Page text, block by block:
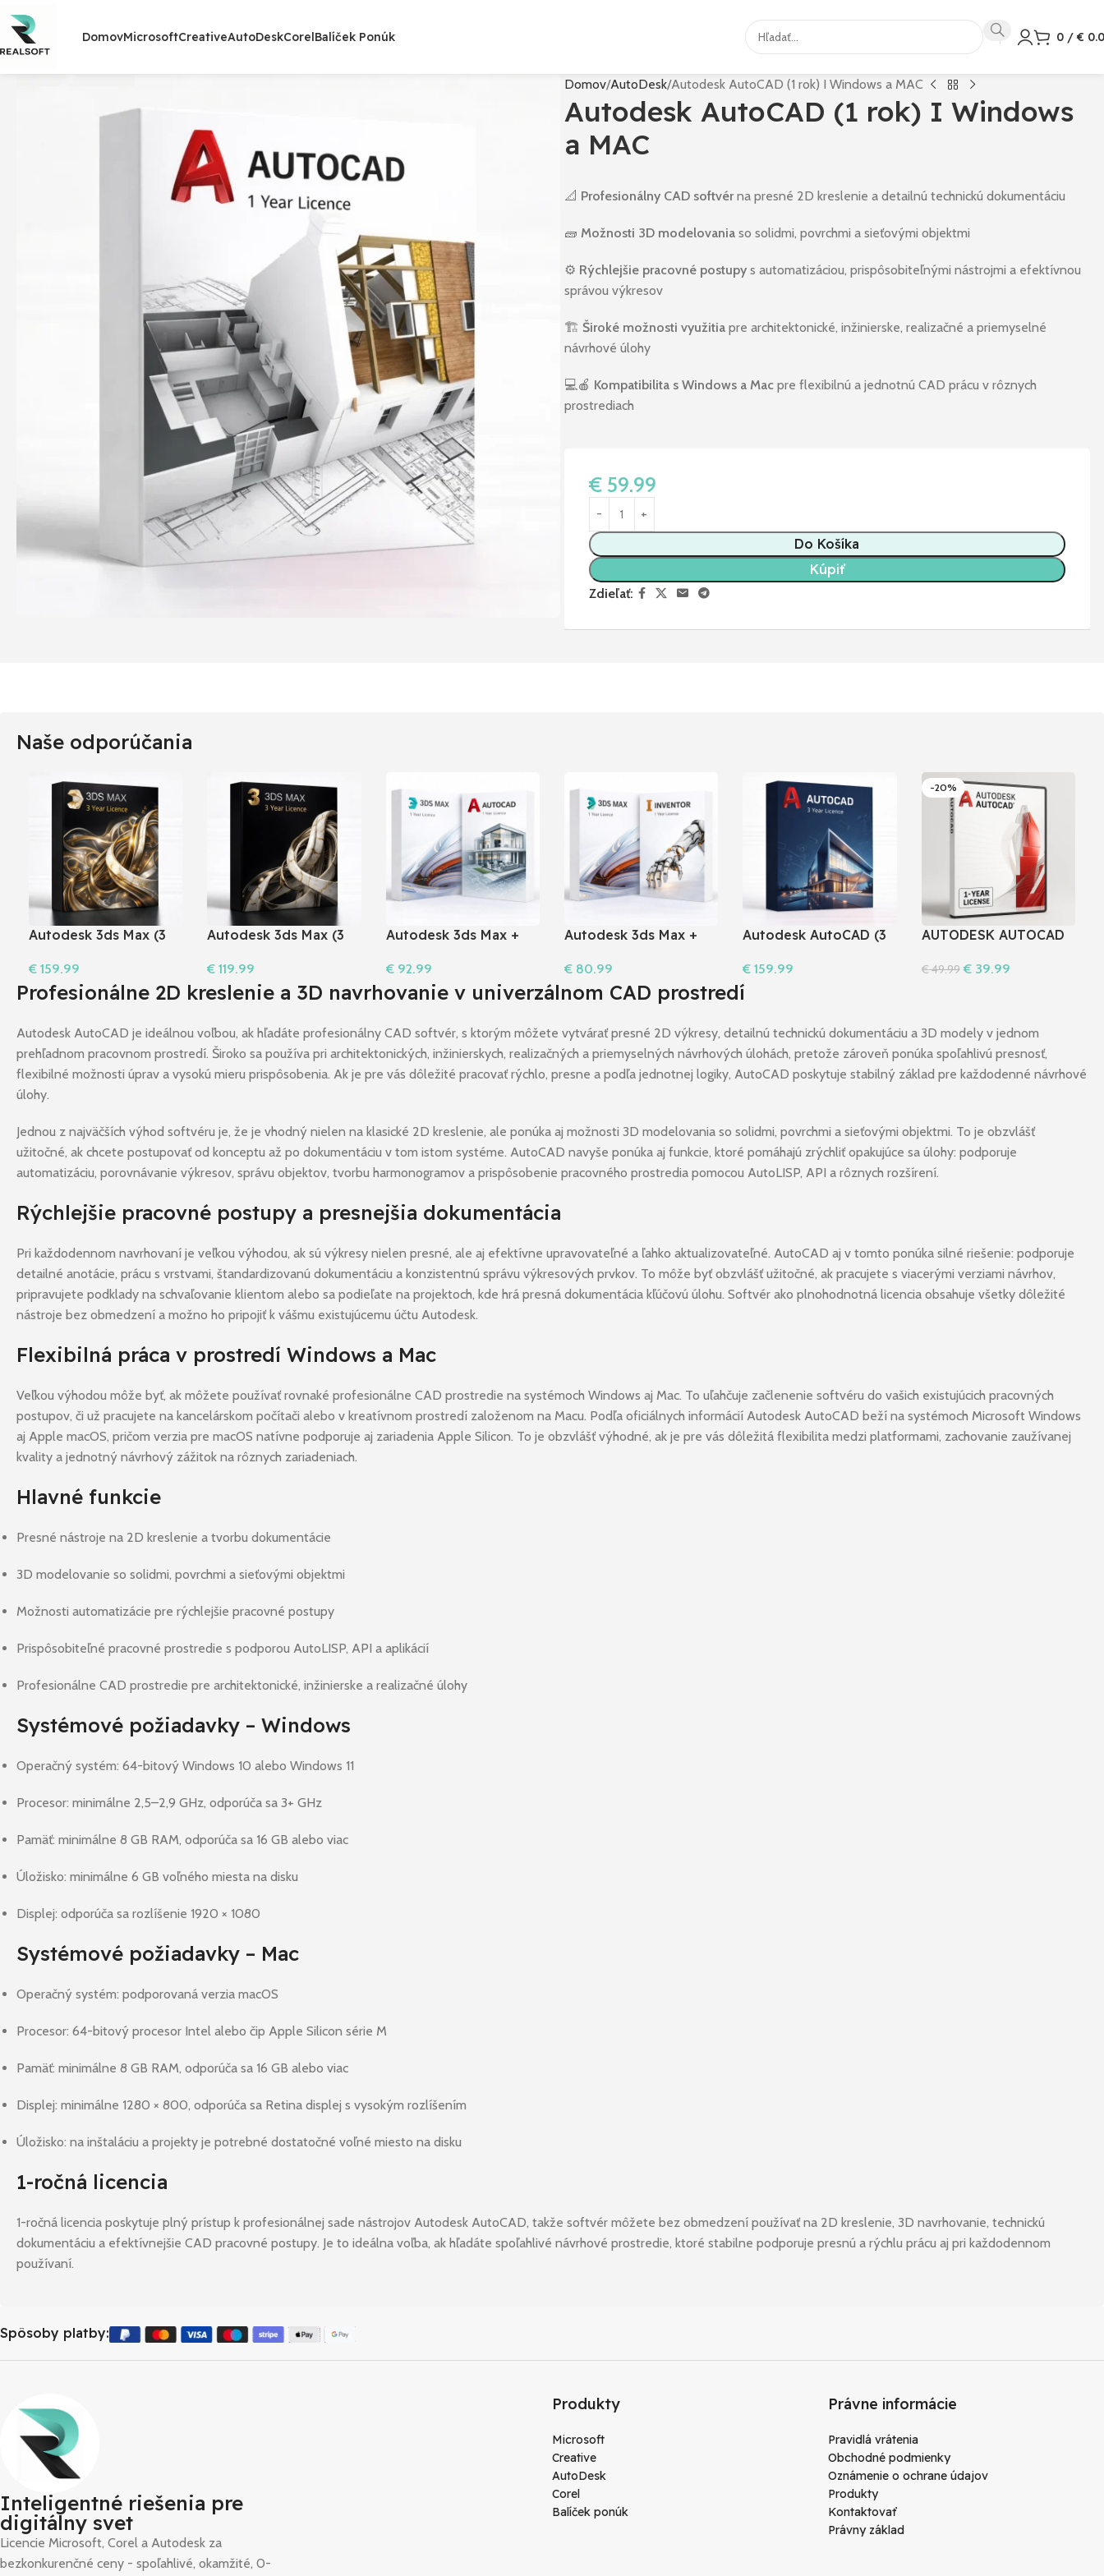
DomovMicrosoftCreativeAutoDeskCorelBalíček Ponúk 0 / €
Domov AutoDesk Autodesk AutoCAD (1 rok) I Windows a MAC
Autodesk AutoCAD (1 rok) I Windows
a MAC
📐 Profesionálny CAD softvérna presné 2D kreslenie a detailnú technickú dokumentáciu
🧱 Možnosti 3D modelovaniaso solidmi, povrchmi a sieťovými objektmi
⚙️ Rýchlejšie pracovné postupys automatizáciou, prispôsobiteľnými nástrojmi a efektívnou
správou výkresov
🏗️ Široké možnosti využitiapre architektonické, inžinierske, realizačné a priemyselné
návrhové úlohy
💻🍎 Kompatibilita s Windows a Macpre flexibilnú a jednotnú CAD prácu v rôznych
prostrediach
€59.99
Do Košíka
Kúpiť
Zdieľať:
Naše odporúčania
Autodesk 3ds Max (3
€ 159.99
Do Košíka
Autodesk 3ds Max (3
€ 119.99
Do Košíka
Autodesk 3ds Max +
Windows
€92.99
Do Košíka
Autodesk 3ds Max +
Windows
€80.99
Do Košíka
Autodesk AutoCAD (3
MAC
€ 159.99
Do Košíka
-20%
AUTODESK AUTOCAD
€49.99 €39.99
Profesionálne 2D kreslenie a 3D navrhovanie v univerzálnom CAD prostredí
Autodesk AutoCAD je ideálnou voľbou, ak hľadáte profesionálny CAD softvér, s ktorým môžete vytvárať presné 2D výkresy, detailnú technickú dokumentáciu a 3D modely v jednom
prehľadnom pracovnom prostredí. Široko sa používa pri architektonických, inžinierskych, realizačných a priemyselných návrhových úlohách, pretože zároveň ponúka spoľahlivú presnosť,
flexibilné možnosti úprav a vysokú mieru prispôsobenia. Ak je pre vás dôležité pracovať rýchlo, presne a podľa jednotnej logiky, AutoCAD poskytuje stabilný základ pre každodenné návrhové
úlohy.
Jednou z najväčších výhod softvéru je, že je vhodný nielen na klasické 2D kreslenie, ale ponúka aj možnosti 3D modelovania so solidmi, povrchmi a sieťovými objektmi. To je obzvlášť
užitočné, ak chcete postupovať od konceptu až po dokumentáciu v tom istom systéme. AutoCAD navyše ponúka aj funkcie, ktoré pomáhajú zrýchliť opakujúce sa úlohy: podporuje
automatizáciu, porovnávanie výkresov, správu objektov, tvorbu harmonogramov a prispôsobenie pracovného prostredia pomocou AutoLISP, API a rôznych rozšírení.
Rýchlejšie pracovné postupy a presnejšia dokumentácia
Pri každodennom navrhovaní je veľkou výhodou, ak sú výkresy nielen presné, ale aj efektívne upravovateľné a ľahko aktualizovateľné. AutoCAD aj v tomto ponúka silné riešenie: podporuje
detailné anotácie, prácu s vrstvami, štandardizovanú dokumentáciu a konzistentnú správu výkresových prvkov. To môže byť obzvlášť užitočné, ak pracujete s viacerými verziami návrhov,
pripravujete podklady na schvaľovanie klientom alebo sa podieľate na projektoch, kde hrá presná dokumentácia kľúčovú úlohu. Softvér ako plnohodnotná licencia obsahuje všetky dôležité
nástroje bez obmedzení a možno ho pripojiť k vášmu existujúcemu účtu Autodesk.
Flexibilná práca v prostredí Windows a Mac
Veľkou výhodou môže byť, ak môžete používať rovnaké profesionálne CAD prostredie na systémoch Windows aj Mac. To uľahčuje začlenenie softvéru do vašich existujúcich pracovných
postupov, či už pracujete na kancelárskom počítači alebo v kreatívnom prostredí založenom na Macu. Podľa oficiálnych informácií Autodesk AutoCAD beží na systémoch Microsoft Windows
aj Apple macOS, pričom verzia pre macOS natívne podporuje aj zariadenia Apple Silicon. To je obzvlášť výhodné, ak je pre vás dôležitá flexibilita medzi platformami, zachovanie zaužívanej
kvality a jednotný návrhový zážitok na rôznych zariadeniach.
Hlavné funkcie
Presné nástroje na 2D kreslenie a tvorbu dokumentácie
3D modelovanie so solidmi, povrchmi a sieťovými objektmi
Možnosti automatizácie pre rýchlejšie pracovné postupy
Prispôsobiteľné pracovné prostredie s podporou AutoLISP, API a aplikácií
Profesionálne CAD prostredie pre architektonické, inžinierske a realizačné úlohy
Systémové požiadavky – Windows
Operačný systém: 64-bitový Windows 10 alebo Windows 11
Procesor: minimálne 2,5–2,9 GHz, odporúča sa 3+ GHz
Pamäť: minimálne 8 GB RAM, odporúča sa 16 GB alebo viac
Úložisko: minimálne 6 GB voľného miesta na disku
Displej: odporúča sa rozlíšenie 1920 × 1080
Systémové požiadavky – Mac
Operačný systém: podporovaná verzia macOS
Procesor: 64-bitový procesor Intel alebo čip Apple Silicon série M
Pamäť: minimálne 8 GB RAM, odporúča sa 16 GB alebo viac
Displej: minimálne 1280 × 800, odporúča sa Retina displej s vysokým rozlíšením
Úložisko: na inštaláciu a projekty je potrebné dostatočné voľné miesto na disku
1-ročná licencia
1-ročná licencia poskytuje plný prístup k profesionálnej sade nástrojov Autodesk AutoCAD, takže softvér môžete bez obmedzení používať na 2D kreslenie, 3D navrhovanie, technickú
dokumentáciu a efektívnejšie CAD pracovné postupy. Je to ideálna voľba, ak hľadáte spoľahlivé návrhové prostredie, ktoré stabilne podporuje presnú a rýchlu prácu aj pri každodennom
používaní.
Spôsoby platby:
Inteligentné riešenia pre
digitálny svet
Licencie Microsoft, Corel a Autodesk za
bezkonkurenčné ceny - spoľahlivé, okamžité, 0-
Produkty
Microsoft
Creative
AutoDesk
Corel
Balíček ponúk
Právne informácie
Pravidlá vrátenia
Obchodné podmienky
Oznámenie o ochrane údajov
Produkty
Kontaktovať
Právny základ